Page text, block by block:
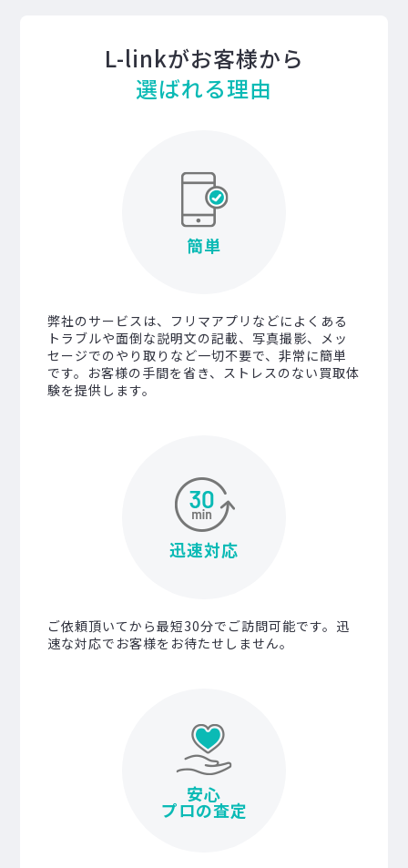
L-linkがお客様から
選ばれる理由
簡単
弊社のサービスは、フリマアプリなどによくある
トラブルや面倒な説明文の記載、写真撮影、メッ
セージでのやり取りなど一切不要で、非常に簡単
です。お客様の手間を省き、ストレスのない買取体
験を提供します。
迅速対応
ご依頼頂いてから最短30分でご訪問可能です。迅
速な対応でお客様をお待たせしません。
安心
プロの査定